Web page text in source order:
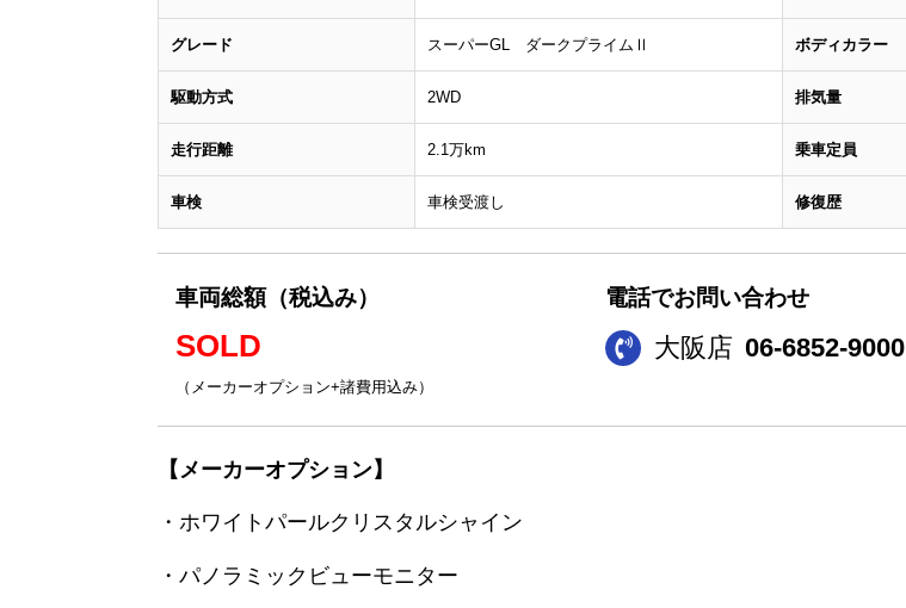
グレード スーパーGL ダークプライムⅡ ボディカラー
駆動方式 2WD 排気量
走行距離 2.1万km 乗車定員
車検 車検受渡し 修復歴
車両総額（税込み）
SOLD
（メーカーオプション+諸費用込み）
電話でお問い合わせ
大阪店 06-6852-9000
【メーカーオプション】
・ホワイトパールクリスタルシャイン
・パノラミックビューモニター